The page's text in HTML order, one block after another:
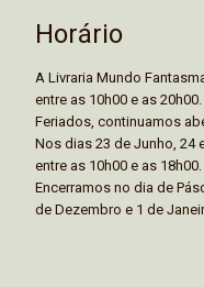
Horário
A Livraria Mundo
entre as 10h00 e as
Feriados, continuamos
Nos dias 23 de Junho, 24
entre as 10h00 e as 18h00.
Encerramos no dia de
de Dezembro e 1 de